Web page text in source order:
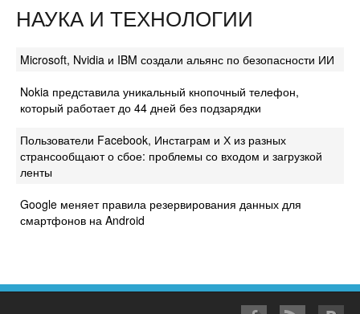
НАУКА И ТЕХНОЛОГИИ
Microsoft, Nvidia и IBM создали альянс по безопасности ИИ
Nokia представила уникальный кнопочный телефон,
который работает до 44 дней без подзарядки
Пользователи Facebook, Инстаграм и Х из разных
странсообщают о сбое: проблемы со входом и загрузкой
ленты
Google меняет правила резервирования данных для
смартфонов на Android